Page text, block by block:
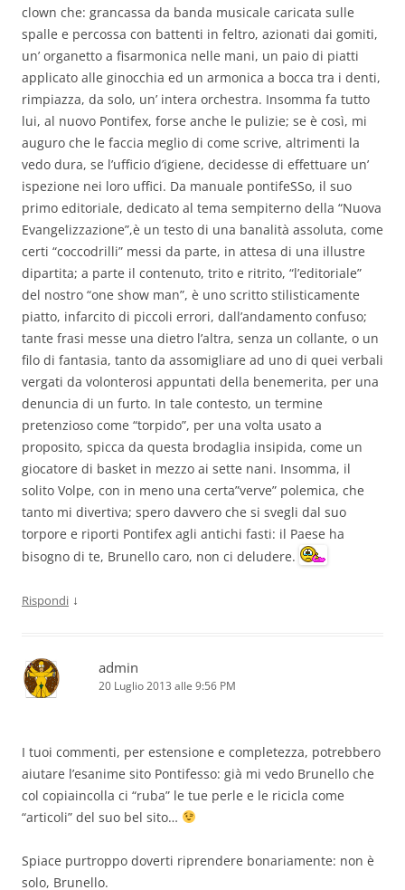
clown che: grancassa da banda musicale caricata sulle
spalle e percossa con battenti in feltro, azionati dai gomiti,
un’ organetto a fisarmonica nelle mani, un paio di piatti
applicato alle ginocchia ed un armonica a bocca tra i denti,
rimpiazza, da solo, un’ intera orchestra. Insomma fa tutto
lui, al nuovo Pontifex, forse anche le pulizie; se è così, mi
auguro che le faccia meglio di come scrive, altrimenti la
vedo dura, se l’ufficio d’igiene, decidesse di effettuare un’
ispezione nei loro uffici. Da manuale pontifeSSo, il suo
primo editoriale, dedicato al tema sempiterno della “Nuova
Evangelizzazione”,è un testo di una banalità assoluta, come
certi “coccodrilli” messi da parte, in attesa di una illustre
dipartita; a parte il contenuto, trito e ritrito, “l’editoriale”
del nostro “one show man”, è uno scritto stilisticamente
piatto, infarcito di piccoli errori, dall’andamento confuso;
tante frasi messe una dietro l’altra, senza un collante, o un
filo di fantasia, tanto da assomigliare ad uno di quei verbali
vergati da volonterosi appuntati della benemerita, per una
denuncia di un furto. In tale contesto, un termine
pretenzioso come “torpido”, per una volta usato a
proposito, spicca da questa brodaglia insipida, come un
giocatore di basket in mezzo ai sette nani. Insomma, il
solito Volpe, con in meno una certa”verve” polemica, che
tanto mi divertiva; spero davvero che si svegli dal suo
torpore e riporti Pontifex agli antichi fasti: il Paese ha
bisogno di te, Brunello caro, non ci deludere.
Rispondi ↓
admin
20 Luglio 2013 alle 9:56 PM
I tuoi commenti, per estensione e completezza, potrebbero
aiutare l’esanime sito Pontifesso: già mi vedo Brunello che
col copiaincolla ci “ruba” le tue perle e le ricicla come
“articoli” del suo bel sito…
Spiace purtroppo doverti riprendere bonariamente: non è
solo, Brunello.